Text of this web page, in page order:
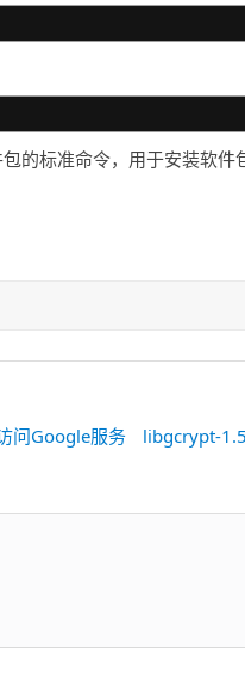
的标准命令，用于安装软件
问Google服务
下
libgcrypt-